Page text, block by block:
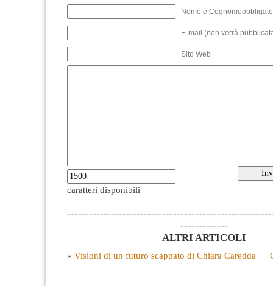
Nome e
E-mail (non verrà
Sito Web
caratteri disponibili
-------------
ALTRI ARTICOLI
« Visioni di un futuro scappato di Chiara Caredda